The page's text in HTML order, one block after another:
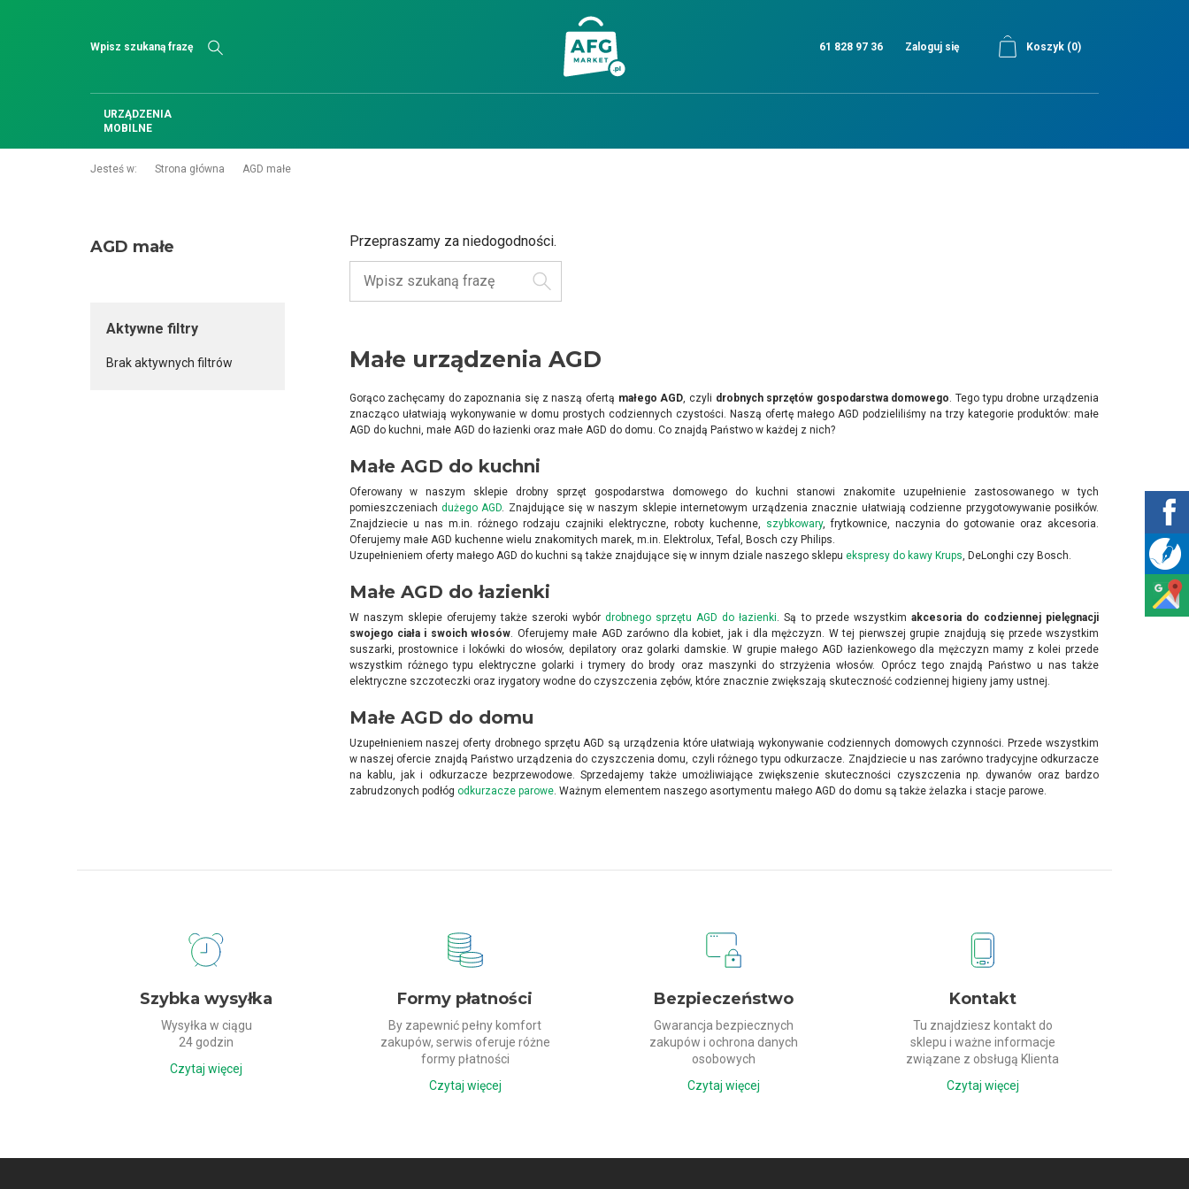
61 828 97 36 Zaloguj się Koszyk (0)
URZĄDZENIA
MOBILNE
Jesteś w: Strona główna AGD małe
AGD małe
Aktywne filtry
Brak aktywnych filtrów
Przepraszamy za niedogodności.
Małe urządzenia AGD
Gorąco zachęcamy do zapoznania się z naszą ofertą małego AGD, czyli drobnych sprzętów gospodarstwa domowego. Tego typu drobne urządzenia
znacząco ułatwiają wykonywanie w domu prostych codziennych czystości. Naszą ofertę małego AGD podzieliliśmy na trzy kategorie produktów: małe
AGD do kuchni, małe AGD do łazienki oraz małe AGD do domu. Co znajdą Państwo w każdej z nich?
Małe AGD do kuchni
Oferowany w naszym sklepie drobny sprzęt gospodarstwa domowego do kuchni stanowi znakomite uzupełnienie zastosowanego w tych
pomieszczeniach dużego AGD. Znajdujące się w naszym sklepie internetowym urządzenia znacznie ułatwiają codzienne przygotowywanie posiłków.
Znajdziecie u nas m.in. różnego rodzaju czajniki elektryczne, roboty kuchenne, szybkowary, frytkownice, naczynia do gotowanie oraz akcesoria.
Oferujemy małe AGD kuchenne wielu znakomitych marek, m.in. Elektrolux, Tefal, Bosch czy Philips.
Uzupełnieniem oferty małego AGD do kuchni są także znajdujące się w innym dziale naszego sklepu ekspresy do kawy Krups, DeLonghi czy Bosch.
Małe AGD do łazienki
W naszym sklepie oferujemy także szeroki wybórdrobnego sprzętu AGD do łazienki. Są to przede wszystkim akcesoria do codziennej pielęgnacji
swojego ciała i swoich włosów. Oferujemy małe AGD zarówno dla kobiet, jak i dla mężczyzn. W tej pierwszej grupie znajdują się przede wszystkim
suszarki, prostownice i lokówki do włosów, depilatory oraz golarki damskie. W grupie małego AGD łazienkowego dla mężczyzn mamy z kolei przede
wszystkim różnego typu elektryczne golarki i trymery do brody oraz maszynki do strzyżenia włosów. Oprócz tego znajdą Państwo u nas także
elektryczne szczoteczki oraz irygatory wodne do czyszczenia zębów, które znacznie zwiększają skuteczność codziennej higieny jamy ustnej.
Małe AGD do domu
Uzupełnieniem naszej oferty drobnego sprzętu AGD są urządzenia które ułatwiają wykonywanie codziennych domowych czynności. Przede wszystkim
w naszej ofercie znajdą Państwo urządzenia do czyszczenia domu, czyli różnego typu odkurzacze. Znajdziecie u nas zarówno tradycyjne odkurzacze
na kablu, jak i odkurzacze bezprzewodowe. Sprzedajemy także umożliwiające zwiększenie skuteczności czyszczenia np. dywanów oraz bardzo
zabrudzonych podłóg odkurzacze parowe. Ważnym elementem naszego asortymentu małego AGD do domu są także żelazka i stacje parowe.
Dlaczego my?
Szybka wysyłka
Wysyłka w ciągu
24 godzin
Czytaj więcej
Formy płatności
By zapewnić pełny komfort
zakupów, serwis oferuje różne
formy płatności
Czytaj więcej
Bezpieczeństwo
Gwarancja bezpiecznych
zakupów i ochrona danych
osobowych
Czytaj więcej
Kontakt
Tu znajdziesz kontakt do
sklepu i ważne informacje
związane z obsługą Klienta
Czytaj więcej